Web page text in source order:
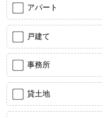
アパート
戸建て
事務所
貸土地